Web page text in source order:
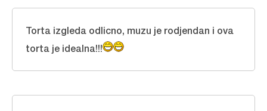
Torta izgleda odlicno, muzu je rodjendan i ova
torta je idealna!!!